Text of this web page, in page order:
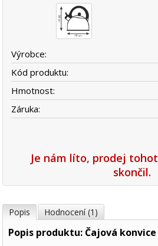
Výrobce:
Kód produktu:
Hmotnost:
Záruka:
Je nám líto, prodej
skončil.
Popis Hodnocení (1)
Popis produktu: Čajová konvice